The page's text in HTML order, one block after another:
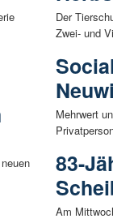
Der
Zwei- und
Mehrwert
83-
Am